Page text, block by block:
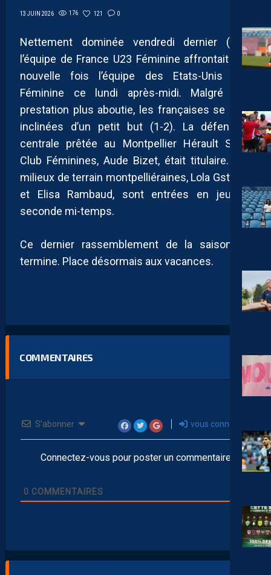
13 JUIN 2026 176 121 0
Nettement dominée vendredi dernier (0-5),
l’équipe de France U23 Féminine affrontait une
nouvelle fois l’équipe des Etats-Unis U23
Féminine ce lundi après-midi. Malgré une
prestation plus aboutie, les françaises se sont
inclinées d’un petit but (1-2). La défenseur
centrale prêtée au Montpellier Hérault Sport
Club Féminines, Aude Bizet, était titulaire. Les
milieux de terrain montpelliéraines, Lola Gstalter
et Elisa Rambaud, sont entrées en jeu en
seconde mi-temps.
Ce dernier rassemblement de la saison se
termine. Place désormais aux vacances.
COMMENTAIRES
S’abonner vous connecter
Connectez-vous pour poster un commentaire
0 COMMENTAIRES